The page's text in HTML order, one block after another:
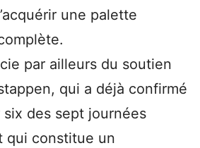
une palette
par ailleurs du soutien
qui a déjà confirmé
six des sept journées
qui constitue un